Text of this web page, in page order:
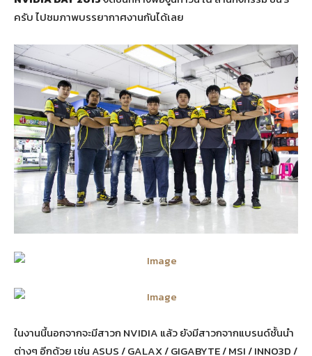
ครับ ไปชมภาพบรรยากาศงานกันได้เลย
ในงานนี้นอกจากจะมีสาวก NVIDIA แล้ว ยังมีสาวกจากแบรนด์ชั้นนำ
ต่างๆ อีกด้วย เช่น ASUS / GALAX / GIGABYTE / MSI / INNO3D /